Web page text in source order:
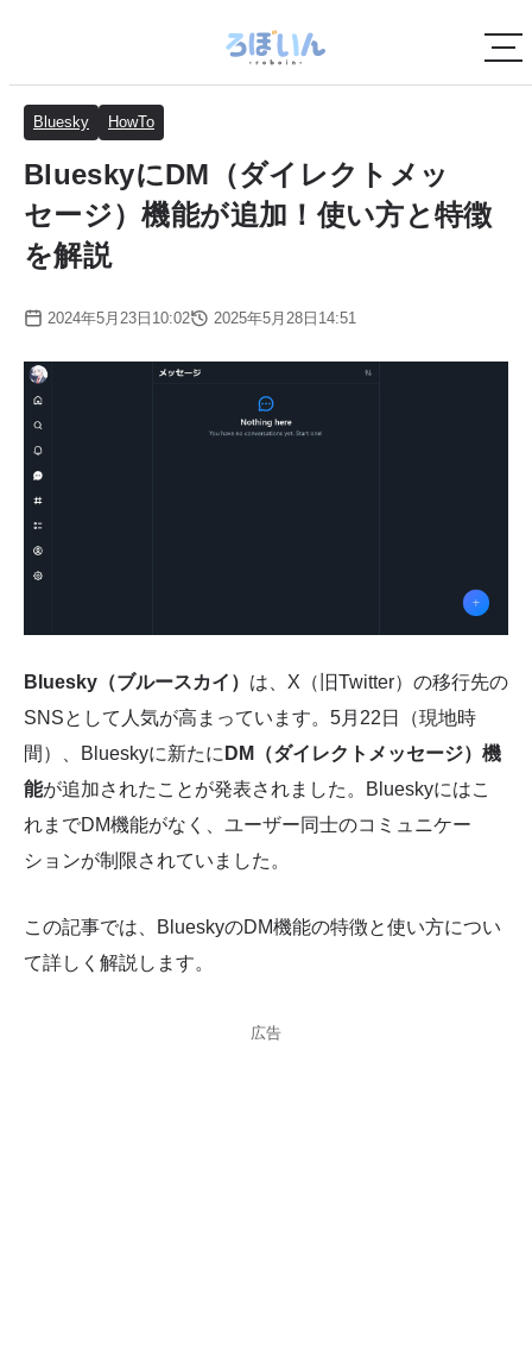
Bluesky HowTo
BlueskyにDM（ダイレクトメッ
セージ）機能が追加！使い方と特徴
を解説
2024年5月23日10:02 2025年5月28日14:51
Bluesky（ブルースカイ） は、X（旧Twitter）の移行先の
SNSとして人気が高まっています。5月22日（現地時
間）、Blueskyに新たに DM（ダイレクトメッセージ）機
能が追加されたことが発表されました。Blueskyにはこ
れまでDM機能がなく、ユーザー同士のコミュニケー
ションが制限されていました。
この記事では、BlueskyのDM機能の特徴と使い方につい
て詳しく解説します。
広告